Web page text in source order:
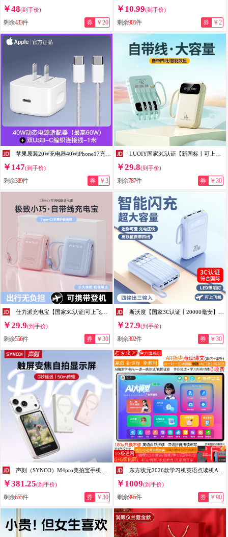
￥48(到手价)
剩余433件 券 ￥20
￥10.99(到手价)
剩余905件 券 ￥2
￥147(到手价)
剩余389件 券 ￥3
￥29.8(到手价)
剩余787件 券 ￥30
￥29.9(到手价)
剩余556件 券 ￥30
￥27.9(到手价)
剩余392件 券 ￥30
￥381.25(到手价)
剩余655件 券 ￥30
￥1009(到手价)
剩余995件 券 ￥90